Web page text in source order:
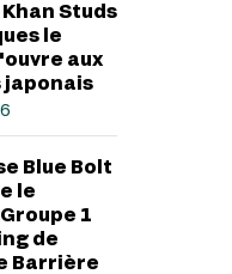
Studs
le
aux
japonais
Blue Bolt
le
1
de
Barrière